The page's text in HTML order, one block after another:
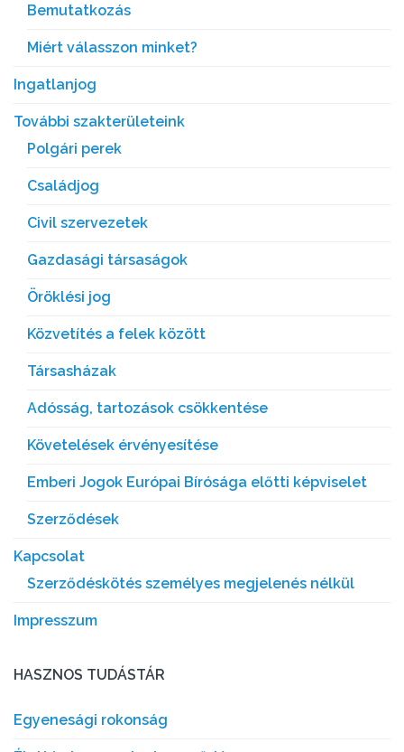
Bemutatkozás
Miért válasszon minket?
Ingatlanjog
További szakterületeink
Polgári perek
Családjog
Civil szervezetek
Gazdasági társaságok
Öröklési jog
Közvetítés a felek között
Társasházak
Adósság, tartozások csökkentése
Követelések érvényesítése
Emberi Jogok Európai Bírósága előtti képviselet
Szerződések
Kapcsolat
Szerződéskötés személyes megjelenés nélkül
Impresszum
HASZNOS TUDÁSTÁR
Egyenesági rokonság